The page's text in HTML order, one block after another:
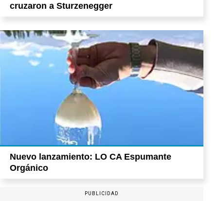
cruzaron a Sturzenegger
Nuevo lanzamiento: LO CA Espumante
Orgánico
PUBLICIDAD